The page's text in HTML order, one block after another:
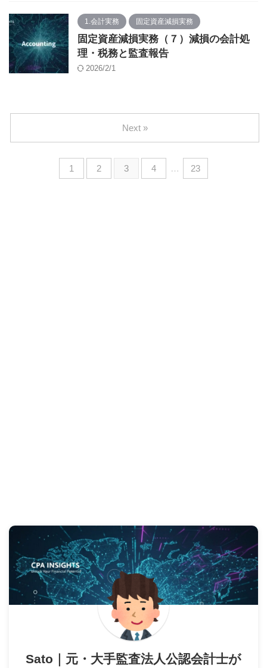
1.会計実務 固定資産減損実務
固定資産減損実務（７）減損の会計処
理・税務と監査報告
2026/2/1
1 2 3 4 … 23
Next »
Sato｜元・大手監査法人公認会計士が